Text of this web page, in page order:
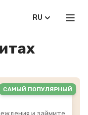
RU
САМЫЙ ПОПУЛЯРНЫЙ